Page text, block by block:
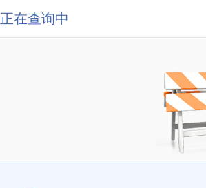
正在查询中